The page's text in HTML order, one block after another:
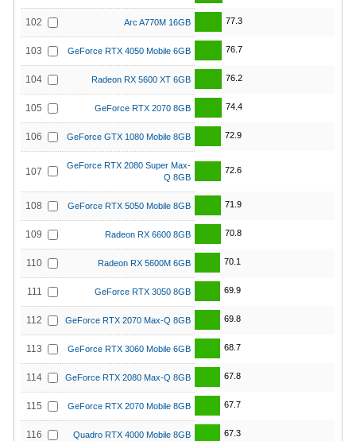
102 Arc A770M 16GB 77.3
103 GeForce RTX 4050 Mobile 6GB 76.7
104 Radeon RX 5600 XT 6GB 76.2
105 GeForce RTX 2070 8GB 74.4
106 GeForce GTX 1080 Mobile 8GB 72.9
107
GeForce RTX 2080 Super Max-
Q 8GB
72.6
108 GeForce RTX 5050 Mobile 8GB 71.9
109 Radeon RX 6600 8GB 70.8
110 Radeon RX 5600M 6GB 70.1
111 GeForce RTX 3050 8GB 69.9
112 GeForce RTX 2070 Max-Q 8GB 69.8
113 GeForce RTX 3060 Mobile 6GB 68.7
114 GeForce RTX 2080 Max-Q 8GB 67.8
115 GeForce RTX 2070 Mobile 8GB 67.7
116 Quadro RTX 4000 Mobile 8GB 67.3